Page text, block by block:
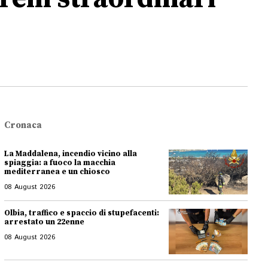
Cronaca
La Maddalena, incendio vicino alla
spiaggia: a fuoco la macchia
mediterranea e un chiosco
08 August 2026
Olbia, traffico e spaccio di stupefacenti:
arrestato un 22enne
08 August 2026